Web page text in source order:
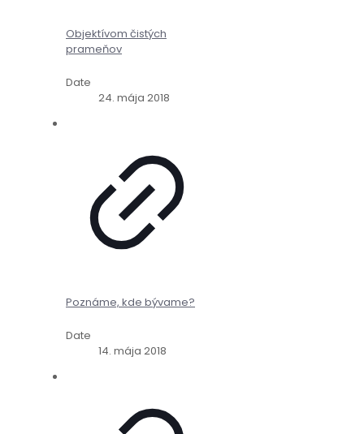
Objektívom čistých
prameňov
Date
24. mája 2018
Poznáme, kde bývame?
Date
14. mája 2018